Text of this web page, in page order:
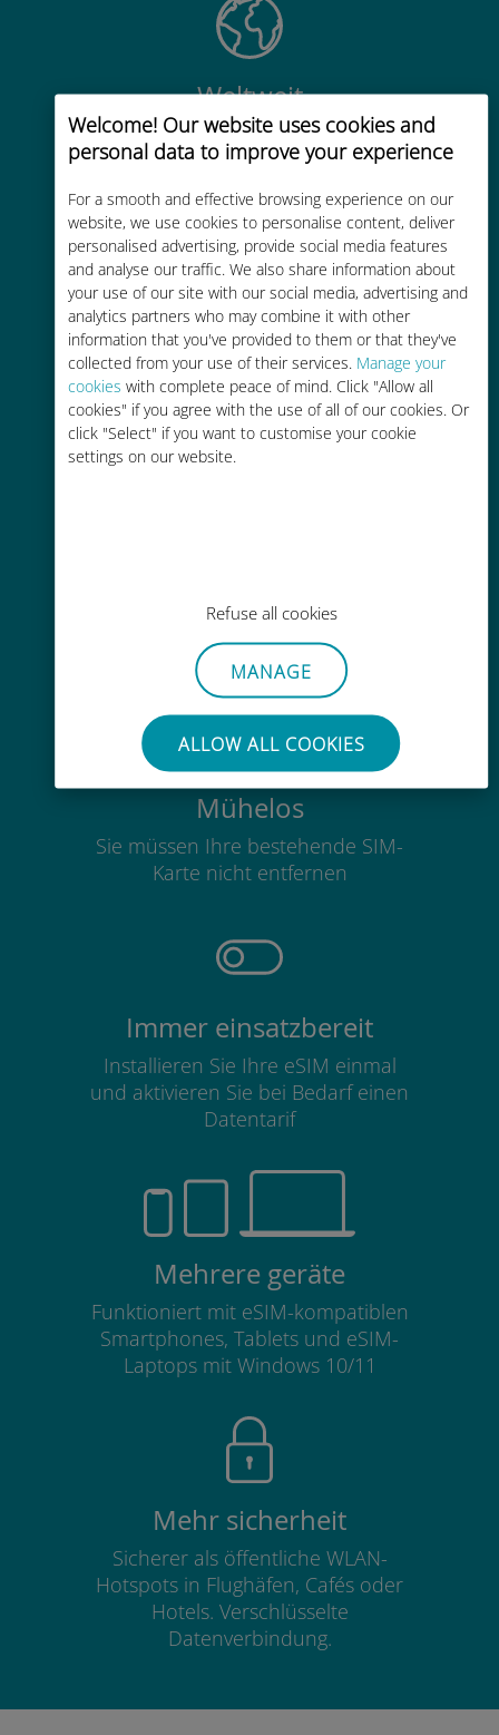
Welcome! Our website uses cookies and
personal data to improve your experience
For a smooth and effective browsing experience on our
website, we use cookies to personalise content, deliver
personalised advertising, provide social media features
and analyse our traffic. We also share information about
your use of our site with our social media, advertising and
analytics partners who may combine it with other
information that you've provided to them or that they've
collected from your use of their services. Manage your
cookies with complete peace of mind. Click "Allow all
cookies" if you agree with the use of all of our cookies. Or
click "Select" if you want to customise your cookie
settings on our website.
Refuse all cookies
MANAGE
ALLOW ALL COOKIES
Weltweit
Weltweite hochwertige
Mobilfunkkonnektivität in über 200
Reiseziele
Kostengünstig
Bis zu 90 % günstiger als Roaming-
Gebühren bei Ihrem bisherigen
Anbieter
Überall über die Ubigi-App, auch
ohne WLAN oder Datenguthaben
Mühelos
Sie müssen Ihre bestehende SIM-
Karte nicht entfernen
Immer einsatzbereit
Installieren Sie Ihre eSIM einmal
und aktivieren Sie bei Bedarf einen
Datentarif
Mehrere geräte
Funktioniert mit eSIM-kompatiblen
Smartphones, Tablets und eSIM-
Laptops mit Windows 10/11
Mehr sicherheit
Sicherer als öffentliche WLAN-
Hotspots in Flughäfen, Cafés oder
Hotels. Verschlüsselte
Datenverbindung.